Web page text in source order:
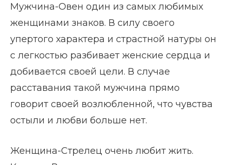
Мужчина-Овен один из самых любимых
женщинами знаков. В силу своего
упертого характера и страстной натуры он
с легкостью разбивает женские сердца и
добивается своей цели. В случае
расставания такой мужчина прямо
говорит своей возлюбленной, что чувства
остыли и любви больше нет.
Женщина-Стрелец очень любит жить.